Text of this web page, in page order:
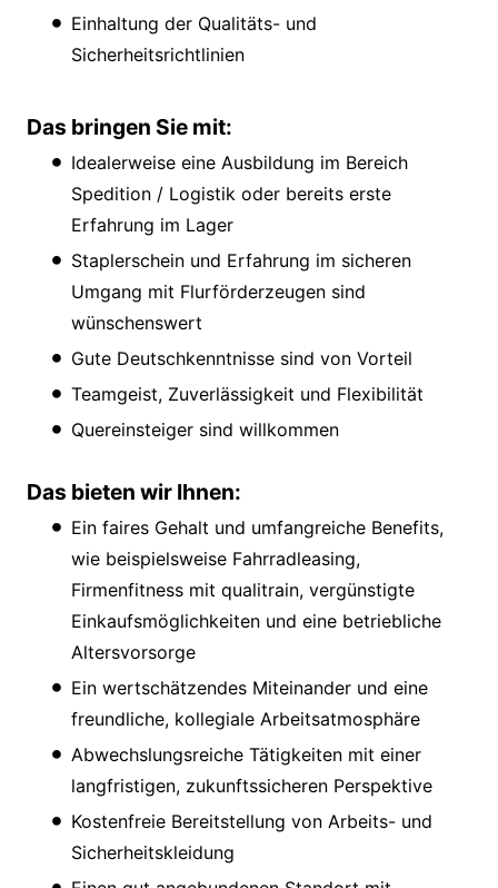
Einhaltung der Qualitäts- und
Sicherheitsrichtlinien
Das bringen Sie mit:
Idealerweise eine Ausbildung im Bereich
Spedition / Logistik oder bereits erste
Erfahrung im Lager
Staplerschein und Erfahrung im sicheren
Umgang mit Flurförderzeugen sind
wünschenswert
Gute Deutschkenntnisse sind von Vorteil
Teamgeist, Zuverlässigkeit und Flexibilität
Quereinsteiger sind willkommen
Das bieten wir Ihnen:
Ein faires Gehalt und umfangreiche Benefits,
wie beispielsweise Fahrradleasing,
Firmenfitness mit qualitrain, vergünstigte
Einkaufsmöglichkeiten und eine betriebliche
Altersvorsorge
Ein wertschätzendes Miteinander und eine
freundliche, kollegiale Arbeitsatmosphäre
Abwechslungsreiche Tätigkeiten mit einer
langfristigen, zukunftssicheren Perspektive
Kostenfreie Bereitstellung von Arbeits- und
Sicherheitskleidung